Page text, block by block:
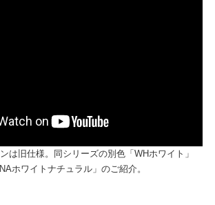
は旧仕様。同シリーズの別色「WHホワイト」
ホワイトナチュラル」のご紹介。